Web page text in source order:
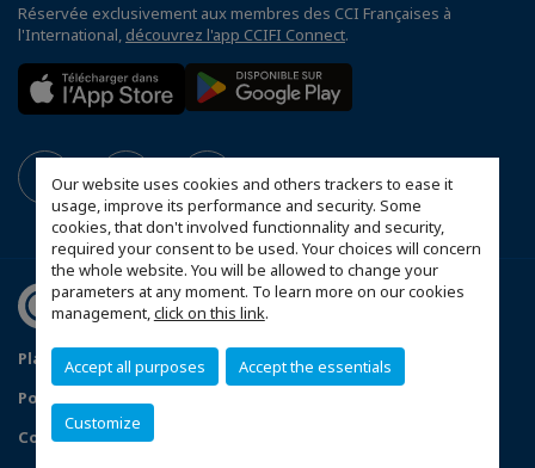
Our website uses cookies and others trackers to ease it
usage, improve its performance and security. Some
cookies, that don't involved functionnality and security,
required your consent to be used. Your choices will concern
the whole website. You will be allowed to change your
parameters at any moment. To learn more on our cookies
management,click on this link.
Accept all purposes Accept the essentials
Customize
Réservée exclusivement aux membres des CCI Françaises à
l'International, découvrez l'app CCIFI Connect.
Plan du site
Mentions légales
Politique de confidentialité
Configurer vos préférences cookies